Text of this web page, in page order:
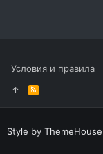
Условия и правила
R
S
S
Style by ThemeHouse